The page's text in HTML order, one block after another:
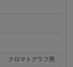
クロマトグラフ用